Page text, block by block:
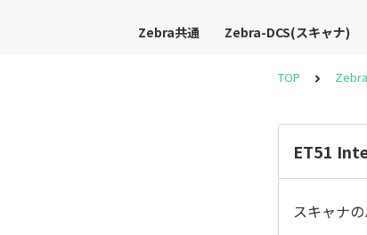
Zebra共通 Zebra-DCS(スキャナ)
TOP
ET51
スキャナ